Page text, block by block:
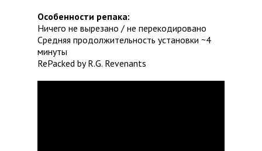
Особенности репака:
Ничего не вырезано / не перекодировано
Средняя продолжительность установки ~4
минуты
RePacked by R.G. Revenants